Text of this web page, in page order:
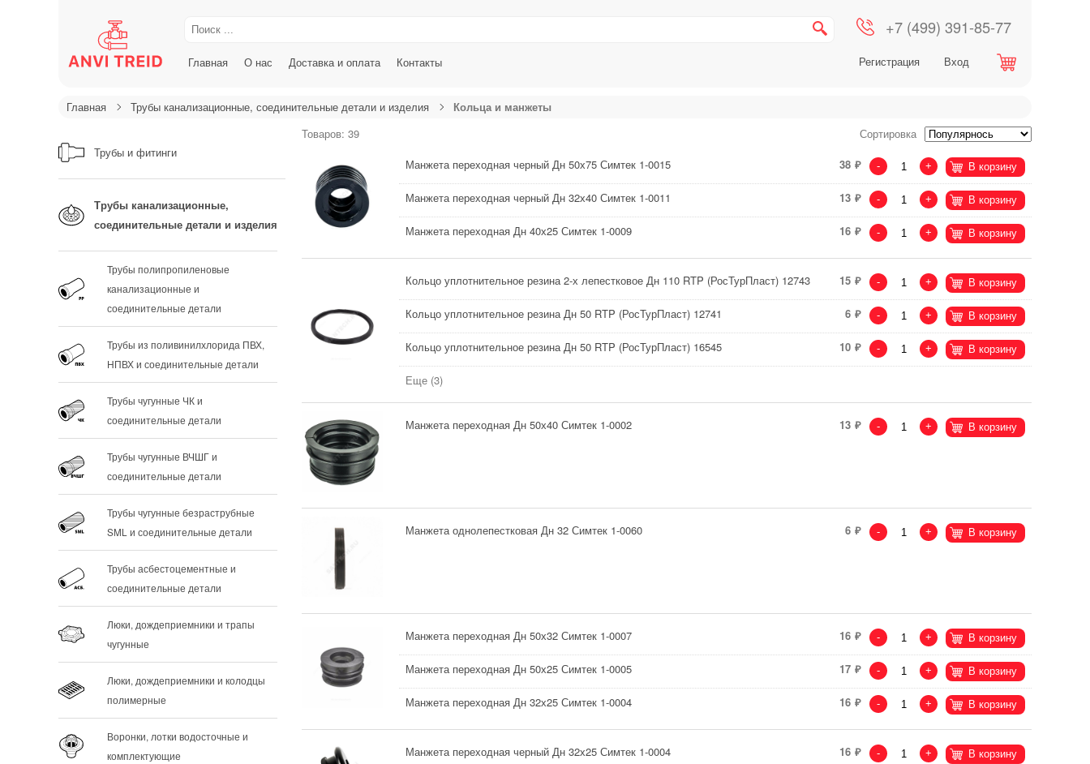
Главная О нас Доставка и оплата Контакты
+7 (499) 391-85-77
Регистрация Вход
Главная Трубы канализационные, соединительные детали и изделия Кольца и манжеты
Трубы и фитинги
Трубы канализационные,
соединительные детали и изделия
Трубы полипропиленовые
канализационные и
соединительные детали
Трубы из поливинилхлорида ПВХ,
НПВХ и соединительные детали
Трубы чугунные ЧК и
соединительные детали
Трубы чугунные ВЧШГ и
соединительные детали
Трубы чугунные безраструбные
SML и соединительные детали
Трубы асбестоцементные и
соединительные детали
Люки, дождеприемники и трапы
чугунные
Люки, дождеприемники и колодцы
полимерные
Воронки, лотки водосточные и
комплектующие
Товаров: 39
Сортировка
Манжета переходная черный Дн 50х75 Симтек 1-0015
38 - + В корзину
Манжета переходная черный Дн 32х40 Симтек 1-0011 13 - + В корзину
Манжета переходная Дн 40х25 Симтек 1-0009 16 - + В корзину
Кольцо уплотнительное резина 2-х лепестковое Дн 110 RTP (РосТурПласт) 12743 15 - + В корзину
Кольцо уплотнительное резина Дн 50 RTP (РосТурПласт) 12741 6 - + В корзину
Кольцо уплотнительное резина Дн 50 RTP (РосТурПласт) 16545 10 - + В корзину
Еще (3)
Манжета переходная Дн 50х40 Симтек 1-0002 13 - + В корзину
Манжета однолепестковая Дн 32 Симтек 1-0060 6 - + В корзину
Манжета переходная Дн 50х32 Симтек 1-0007 16 - + В корзину
Манжета переходная Дн 50х25 Симтек 1-0005 17 - + В корзину
Манжета переходная Дн 32х25 Симтек 1-0004 16 - + В корзину
Манжета переходная черный Дн 32х25 Симтек 1-0004 16 - + В корзину